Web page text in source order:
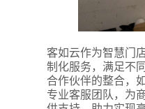
客如云作为智慧门
制化服务，满足不
合作伙伴的整合，
专业客服团队，为